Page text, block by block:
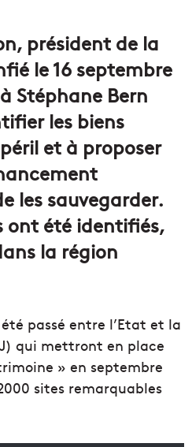
président de la
le 16 septembre
Stéphane Bern
les biens
et à proposer
les sauvegarder.
ont été identifiés,
la région
passé entre l’Etat et la
qui mettront en place
» en septembre
sites remarquables